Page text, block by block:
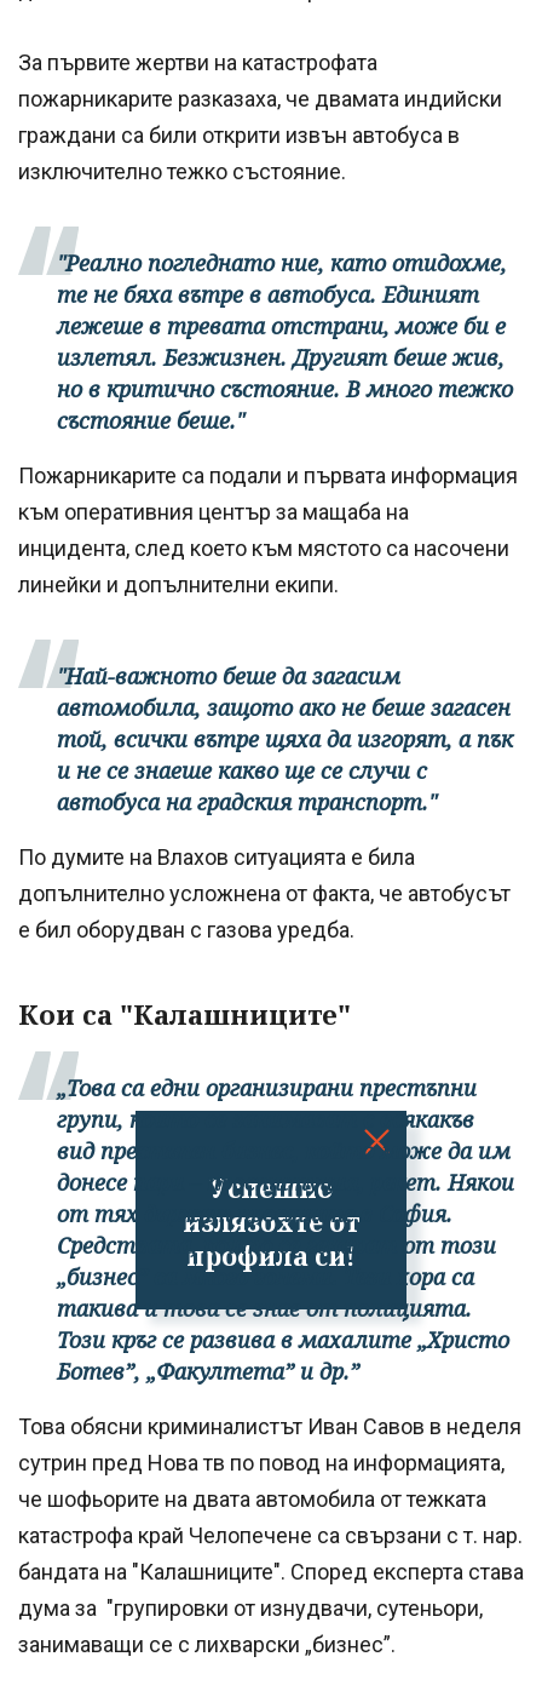
Успешно
излязохте от
профила си!
За първите жертви на катастрофата
пожарникарите разказаха, че двамата индийски
граждани са били открити извън автобуса в
изключително тежко състояние.
"Реално погледнато ние, като отидохме,
те не бяха вътре в автобуса. Единият
лежеше в тревата отстрани, може би е
излетял. Безжизнен. Другият беше жив,
но в критично състояние. В много тежко
състояние беше."
Пожарникарите са подали и първата информация
към оперативния център за мащаба на
инцидента, след което към мястото са насочени
линейки и допълнителни екипи.
"Най-важното беше да загасим
автомобила, защото ако не беше загасен
той, всички вътре щяха да изгорят, а пък
и не се знаеше какво ще се случи с
автобуса на градския транспорт."
По думите на Влахов ситуацията е била
допълнително усложнена от факта, че автобусът
е бил оборудван с газова уредба.
Кои са "Калашниците"
„Това са едни организирани престъпни
групи, които се занимават с всякакъв
вид престъпен бизнес, който може да им
донесе пари – проституция, рекет. Някои
от тях държат просяците в София.
Средствата, които се генират от този
„бизнес” са много големи. Тези хора са
такива и това се знае от полицията.
Този кръг се развива в махалите „Христо
Ботев”, „Факултета” и др.”
Това обясни криминалистът Иван Савов в неделя
сутрин пред Нова тв по повод на информацията,
че шофьорите на двата автомобила от тежката
катастрофа край Челопечене са свързани с т. нар.
бандата на "Калашниците". Според експерта става
дума за "групировки от изнудвачи, сутеньори,
занимаващи се с лихварски „бизнес”.